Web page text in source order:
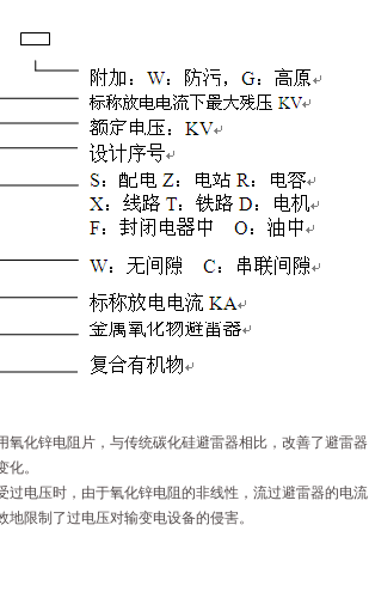
化锌电阻片，与传统碳化硅避雷器相比，改善了避雷器
。
电压时，由于氧化锌电阻的非线性，流过避雷器的电流
限制了过电压对输变电设备的侵害。